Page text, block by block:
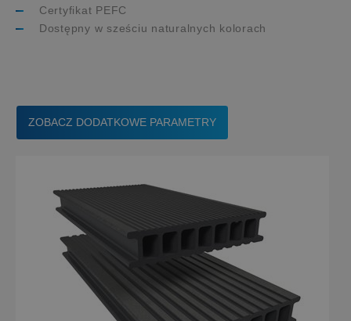
Certyfikat PEFC
Dostępny w sześciu naturalnych kolorach
ZOBACZ DODATKOWE PARAMETRY